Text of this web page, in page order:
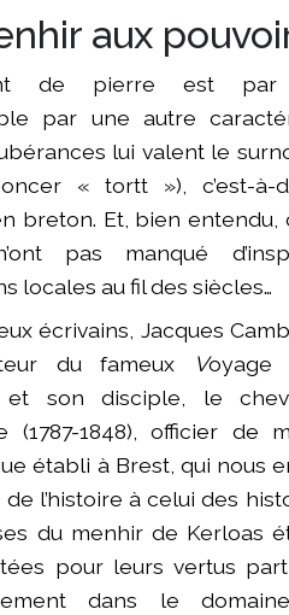
aux
de pierre est par
par une autre
lui valent le
« tortt »), c’est-
breton. Et, bien entendu,
pas manqué
locales au fil des siècles…
écrivains, Jacques
du fameux
Voyage
et son disciple, le
(1787-1848), officier de
établi à Brest, qui nous
l’histoire à celui des
du menhir de Kerloas
pour leurs vertus
dans le